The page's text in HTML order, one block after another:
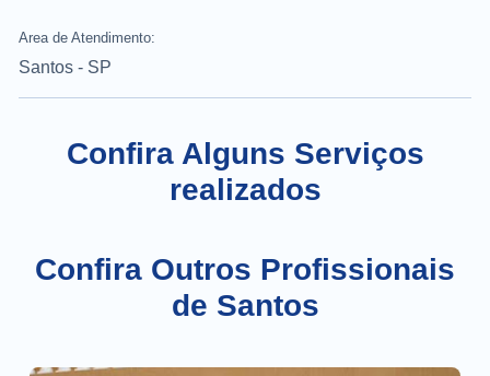
Area de Atendimento:
Santos - SP
Confira Alguns Serviços
realizados
Confira Outros Profissionais
de Santos